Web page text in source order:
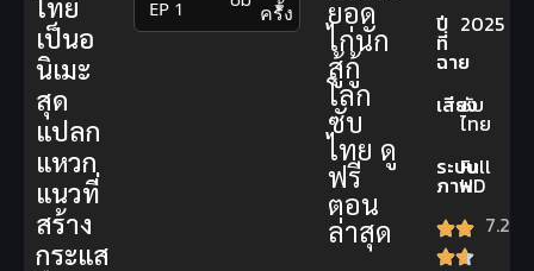
▼
ครั้ง
ยอด
ไก่นัก
สู้กู้
โลก
ซับ
ไทย ดู
ฟรี
ตอน
ล่าสุด
ปี
ที่
ฉาย
2025
เสียง
ซับ
ไทย
ระบบ
ภาพ
Full
HD
7.2
ไทย
เป็นอ
นิเมะ
สุด
แปลก
แหวก
แนวที่
สร้าง
กระแส